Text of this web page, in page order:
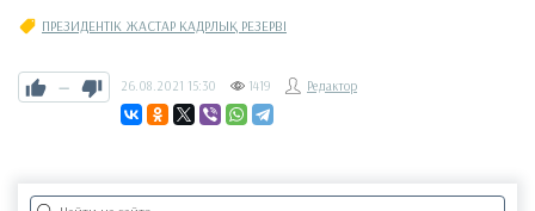
ПРЕЗИДЕНТІК ЖАСТАР КАДРЛЫҚ РЕЗЕРВІ
— 26.08.2021 15:30 1419 Редактор